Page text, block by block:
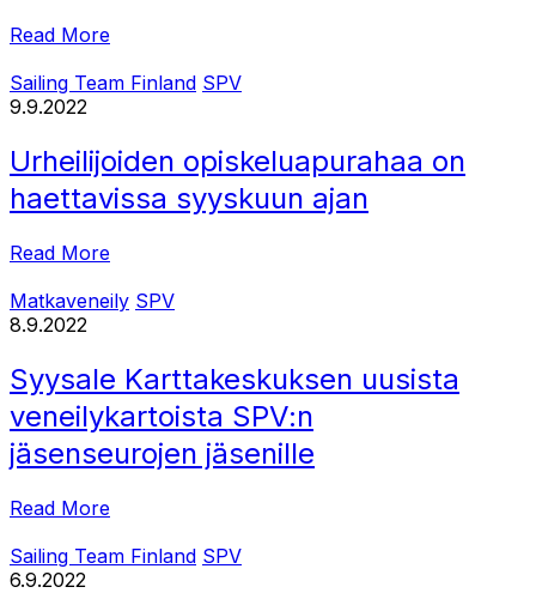
Read More
Sailing Team Finland SPV
9.9.2022
Urheilijoiden opiskeluapurahaa on
haettavissa syyskuun ajan
Read More
Matkaveneily SPV
8.9.2022
Syysale Karttakeskuksen uusista
veneilykartoista SPV:n
jäsenseurojen jäsenille
Read More
Sailing Team Finland SPV
6.9.2022